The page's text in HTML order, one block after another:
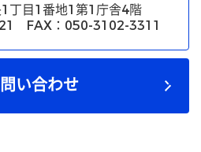
丁目1番地1第1庁舎4階
FAX：050-3102-3311
い合わせ